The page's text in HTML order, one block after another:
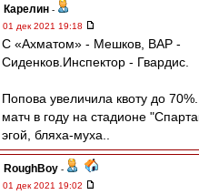
Карелин -
01 дек 2021 19:18
С «Ахматом» - Мешков, ВАР -
Сиденков.Инспектор - Гвардис.
Попова увеличила квоту до
матч в году на стадионе
эгой, бляха-муха..
RoughBoy -
01 дек 2021 19:02